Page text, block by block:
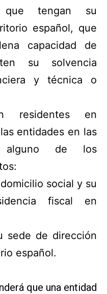
que tengan su
español, que
capacidad de
su solvencia
y técnica o
residentes en
entidades en las
alguno de los
social y su
fiscal en
sede de dirección
español.
que una entidad